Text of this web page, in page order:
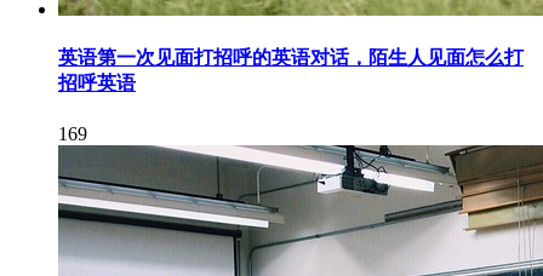
英语第一次见面打招呼的英语对话，陌生人见面怎么打
招呼英语
169